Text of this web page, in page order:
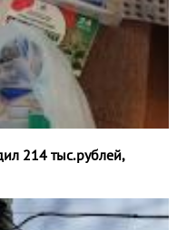
214 тыс.рублей,